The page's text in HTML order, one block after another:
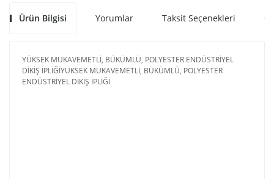
Ürün Bilgisi Yorumlar Taksit Seçenekleri
YÜKSEK MUKAVEMETLİ, BÜKÜMLÜ, POLYESTER ENDÜSTRİYEL
DİKİŞ İPLİĞİYÜKSEK MUKAVEMETLİ, BÜKÜMLÜ, POLYESTER
ENDÜSTRİYEL DİKİŞ İPLİĞİ